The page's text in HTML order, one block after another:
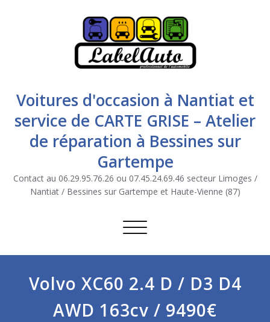
Voitures d'occasion à Nantiat et
service de CARTE GRISE – Atelier
de réparation à Bessines sur
Gartempe
Contact au 06.29.95.76.26 ou 07.45.24.69.46 secteur Limoges /
Nantiat / Bessines sur Gartempe et Haute-Vienne (87)
Afficher/masquer la navigation
Volvo XC60 2.4 D / D3 D4
AWD 163cv / 9490€